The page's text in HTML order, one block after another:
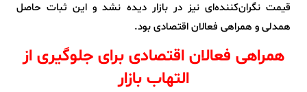
قیمت نگران‌کننده‌ای نیز در بازار دیده نشد و این ثبات حاصل
همدلی و همراهی فعالان اقتصادی بود.
همراهی فعالان اقتصادی برای جلوگیری از
التهاب بازار